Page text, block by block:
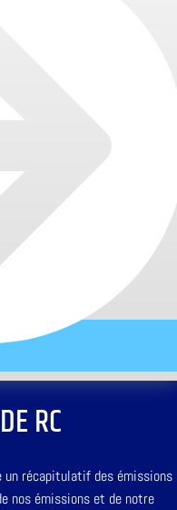
RC
un récapitulatif des émissions
nos émissions et de notre